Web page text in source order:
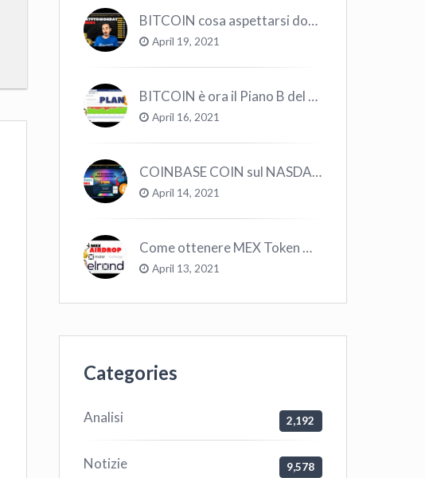
BITCOIN cosa aspettarsi dopo il “Crollo”? – CryptoMonday NEWS w16/’21
April 19, 2021
BITCOIN è ora il Piano B del Mondo
April 16, 2021
COINBASE COIN sul NASDAQ e le CRYPTO volano!
April 14, 2021
Come ottenere MEX Token GRATIS su Elrond ?
April 13, 2021
Categories
Analisi 2,192
Notizie 9,578